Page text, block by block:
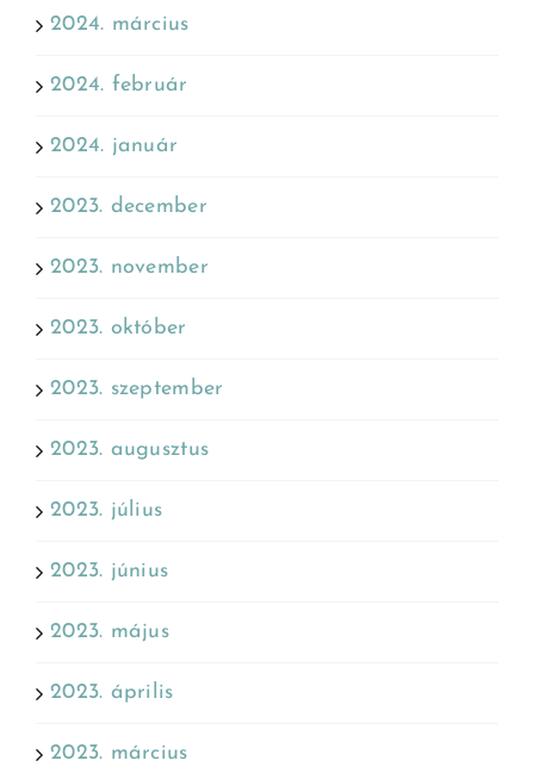
2024. március
2024. február
2024. január
2023. december
2023. november
2023. október
2023. szeptember
2023. augusztus
2023. július
2023. június
2023. május
2023. április
2023. március